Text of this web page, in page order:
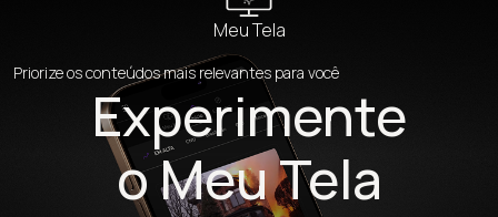
Meu Tela
Priorize os conteúdos mais relevantes para você
Experimente
o Meu Tela